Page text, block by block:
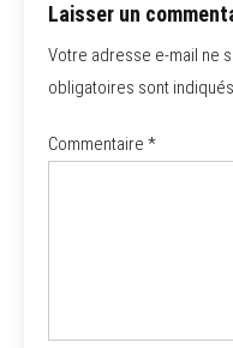
Laisser un
Votre adresse e-mail ne
obligatoires sont
Commentaire *